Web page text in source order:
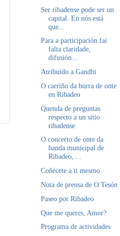
Ser ribadense pode ser un
capital. En nós está
que...
Para a participación fai
falta claridade,
difusión...
Atribuído a Gandhi
O carriño da burra de onte
en Ribadeo
Quenda de preguntas
respecto a un sitio
ribadense
O concerto de onte da
banda municipal de
Ribadeo, ...
Coñécete a ti mesmo
Nota de prensa de O Tesón
Paseo por Ribadeo
Que me queres, Amor?
Programa de actividades